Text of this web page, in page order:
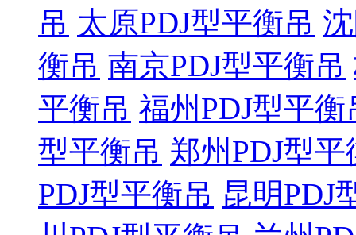
吊 太原PDJ型平衡吊
衡吊 南京PDJ型平衡吊
平衡吊 福州PDJ型平衡
型平衡吊 郑州PDJ型平
PDJ型平衡吊 昆明PDJ